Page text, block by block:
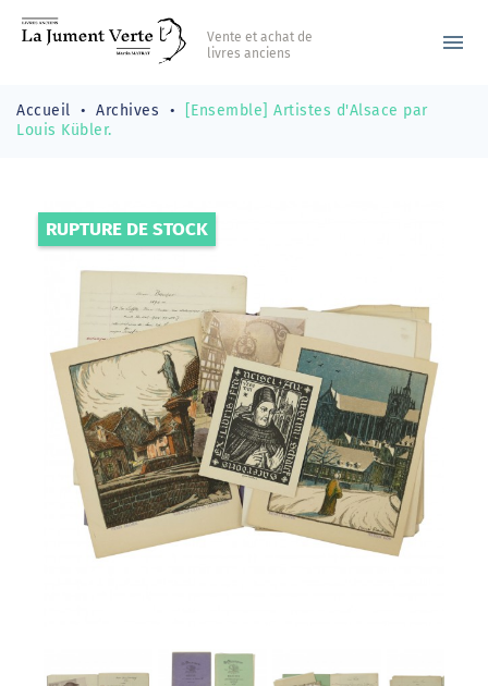
Vente et achat de
livres anciens
menu
Accueil Archives
[Ensemble] Artistes d'Alsace par
Louis Kübler.
RUPTURE DE STOCK